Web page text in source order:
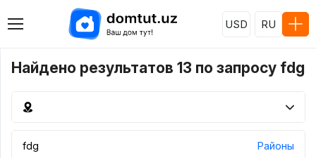
USD RU
Найдено результатов 13 по запросу fdg
Районы